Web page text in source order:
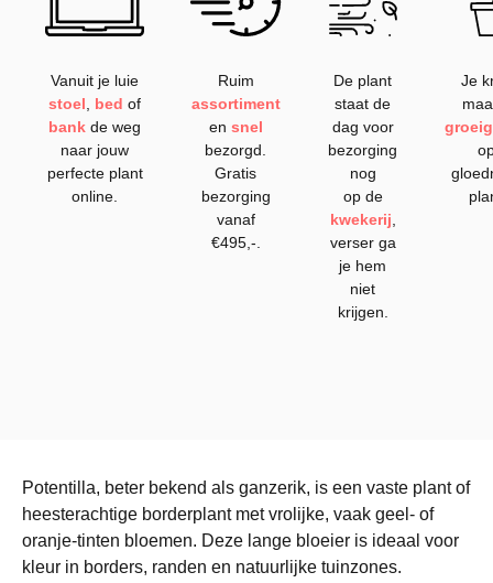
Vanuit je luie
stoel
bed of
bank de weg
naar jouw
perfecte plant
online.
Ruim
assortiment
en snel
bezorgd.
Gratis
bezorging
vanaf
€495,-.
De plant
staat de
dag voor
bezorging
nog
op de
kwekerij
verser ga
je hem
niet
krijgen.
Je
Potentilla, beter bekend als ganzerik, is een vaste plant of
heesterachtige borderplant met vrolijke, vaak geel- of
oranje-tinten bloemen. Deze lange bloeier is ideaal voor
kleur in borders, randen en natuurlijke tuinzones.